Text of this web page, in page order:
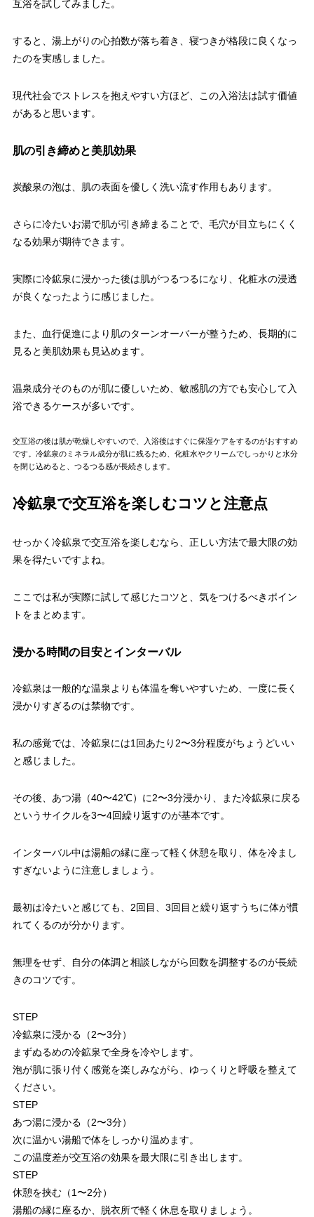
互浴を試してみました。
すると、湯上がりの心拍数が落ち着き、寝つきが格段に良くなっ
たのを実感しました。
現代社会でストレスを抱えやすい方ほど、この入浴法は試す価値
があると思います。
肌の引き締めと美肌効果
炭酸泉の泡は、肌の表面を優しく洗い流す作用もあります。
さらに冷たいお湯で肌が引き締まることで、毛穴が目立ちにくく
なる効果が期待できます。
実際に冷鉱泉に浸かった後は肌がつるつるになり、化粧水の浸透
が良くなったように感じました。
また、血行促進により肌のターンオーバーが整うため、長期的に
見ると美肌効果も見込めます。
温泉成分そのものが肌に優しいため、敏感肌の方でも安心して入
浴できるケースが多いです。
交互浴の後は肌が乾燥しやすいので、入浴後はすぐに保湿ケアをするのがおすすめ
です。冷鉱泉のミネラル成分が肌に残るため、化粧水やクリームでしっかりと水分
を閉じ込めると、つるつる感が長続きします。
冷鉱泉で交互浴を楽しむコツと注意点
せっかく冷鉱泉で交互浴を楽しむなら、正しい方法で最大限の効
果を得たいですよね。
ここでは私が実際に試して感じたコツと、気をつけるべきポイン
トをまとめます。
浸かる時間の目安とインターバル
冷鉱泉は一般的な温泉よりも体温を奪いやすいため、一度に長く
浸かりすぎるのは禁物です。
私の感覚では、冷鉱泉には1回あたり2〜3分程度がちょうどいい
と感じました。
その後、あつ湯（40〜42℃）に2〜3分浸かり、また冷鉱泉に戻る
というサイクルを3〜4回繰り返すのが基本です。
インターバル中は湯船の縁に座って軽く休憩を取り、体を冷まし
すぎないように注意しましょう。
最初は冷たいと感じても、2回目、3回目と繰り返すうちに体が慣
れてくるのが分かります。
無理をせず、自分の体調と相談しながら回数を調整するのが長続
きのコツです。
STEP
冷鉱泉に浸かる（2〜3分）
まずぬるめの冷鉱泉で全身を冷やします。
泡が肌に張り付く感覚を楽しみながら、ゆっくりと呼吸を整えて
ください。
STEP
あつ湯に浸かる（2〜3分）
次に温かい湯船で体をしっかり温めます。
この温度差が交互浴の効果を最大限に引き出します。
STEP
休憩を挟む（1〜2分）
湯船の縁に座るか、脱衣所で軽く休息を取りましょう。